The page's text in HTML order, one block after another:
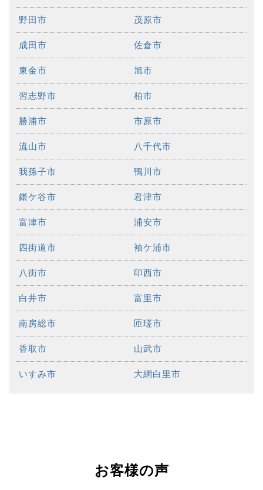
野田市 茂原市
成田市 佐倉市
東金市 旭市
習志野市 柏市
勝浦市 市原市
流山市 八千代市
我孫子市 鴨川市
鎌ケ谷市 君津市
富津市 浦安市
四街道市 袖ケ浦市
八街市 印西市
白井市 富里市
南房総市 匝瑳市
香取市 山武市
いすみ市 大網白里市
お客様の声